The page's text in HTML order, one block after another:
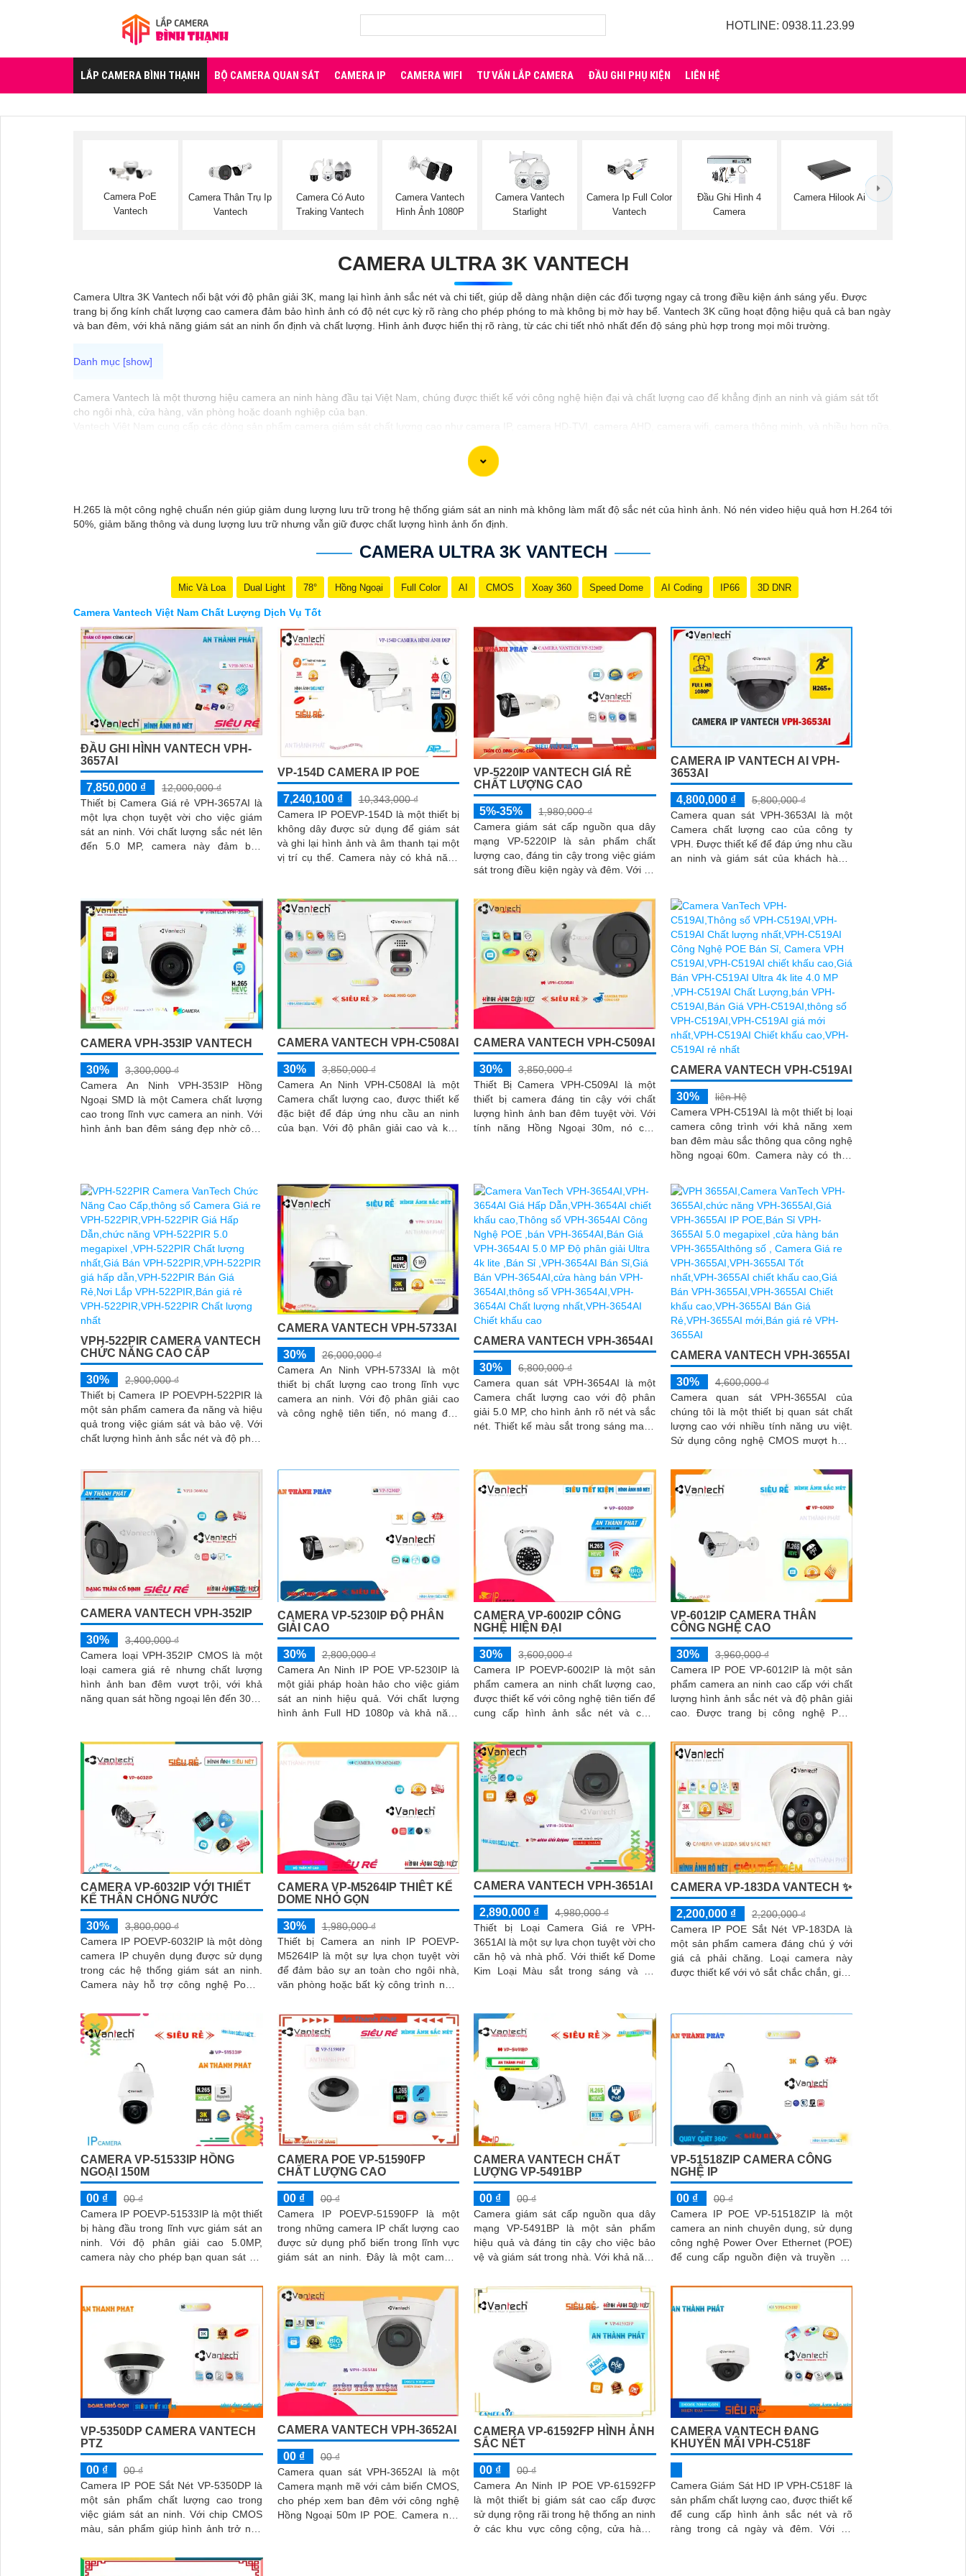
HOTLINE: 0938.11.23.99
LẮP CAMERA BÌNH THẠNH BỘ CAMERA QUAN SÁT CAMERA IP CAMERA WIFI TƯ VẤN LẮP CAMERA ĐẦU GHI PHỤ KIỆN LIÊN HỆ
Camera PoE
Vantech
Camera Thân Trụ Ip
Vantech
Camera Có Auto
Traking Vantech
Camera Vantech
Hình Ảnh 1080P
Camera Vantech
Starlight
Camera Ip Full Color
Vantech
Đầu Ghi Hình 4
Camera
Camera Hilook Ai
CAMERA ULTRA 3K VANTECH
Camera Ultra 3K Vantech nổi bật với độ phân giải 3K, mang lại hình ảnh sắc nét và chi tiết, giúp dễ dàng nhận diện các đối tượng ngay cả trong điều kiện ánh sáng yếu. Được
trang bị ống kính chất lượng cao camera đảm bảo hình ảnh có độ nét cực kỳ rõ ràng cho phép phóng to mà không bị mờ hay bể. Vantech 3K cũng hoạt động hiệu quả cả ban ngày
và ban đêm, với khả năng giám sát an ninh ổn định và chất lượng. Hình ảnh được hiển thị rõ ràng, từ các chi tiết nhỏ nhất đến độ sáng phù hợp trong mọi môi trường.
Camera Vantech là một thương hiệu camera an ninh hàng đầu tại Việt Nam, chúng được thiết kế với công nghệ hiện đại và chất lượng cao để khẳng định an ninh và giám sát tốt
cho ngôi nhà, cửa hàng, văn phòng hoặc doanh nghiệp của bạn.
Điểm mạnh của Camera Vantech là chất lượng dịch vụ tốt và hỗ trợ khách hàng chu đáo. Đội ngũ nhân viên kỹ thuật chuyên nghiệp của Vantech sẽ giúp bạn lựa chọn giải pháp
H.265 là một công nghệ chuẩn nén giúp giảm dung lượng lưu trữ trong hệ thống giám sát an ninh mà không làm mất độ sắc nét của hình ảnh. Nó nén video hiệu quả hơn H.264 tới
50%, giảm băng thông và dung lượng lưu trữ nhưng vẫn giữ được chất lượng hình ảnh ổn định.
CAMERA ULTRA 3K VANTECH
Mic Và Loa Dual Light 78° Hồng Ngoại Full Color AI CMOS Xoay 360 Speed Dome AI Coding IP66 3D DNR
Camera Vantech Việt Nam Chất Lượng Dịch Vụ Tốt
ĐẦU GHI HÌNH VANTECH VPH-
3657AI
7,850,000 ₫
12,000,000 ₫
Thiết bị Camera Giá rẻ VPH-3657AI là
một lựa chọn tuyệt vời cho việc giám
sát an ninh. Với chất lượng sắc nét lên
đến 5.0 MP, camera này đảm bảo
VP-154D CAMERA IP POE
7,240,100 ₫
10,343,000 ₫
Camera IP POEVP-154D là một thiết bị
không dây được sử dụng để giám sát
và ghi lại hình ảnh và âm thanh tại một
vị trí cụ thể. Camera này có khả năng
VP-5220IP VANTECH GIÁ RẺ
CHẤT LƯỢNG CAO
5%-35%
1,980,000 ₫
Camera giám sát cấp nguồn qua dây
mạng VP-5220IP là sản phẩm chất
lượng cao, đáng tin cậy trong việc giám
sát trong điều kiện ngày và đêm. Với độ
CAMERA IP VANTECH AI VPH-
3653AI
4,800,000 ₫
5,800,000 ₫
Camera quan sát VPH-3653AI là một
Camera chất lượng cao của công ty
VPH. Được thiết kế để đáp ứng nhu cầu
an ninh và giám sát của khách hàng.
CAMERA VPH-353IP VANTECH
30%
3,300,000 ₫
Camera An Ninh VPH-353IP Hồng
Ngoại SMD là một Camera chất lượng
cao trong lĩnh vực camera an ninh. Với
hình ảnh ban đêm sáng đẹp nhờ công
CAMERA VANTECH VPH-C508AI
30%
3,850,000 ₫
Camera An Ninh VPH-C508AI là một
Camera chất lượng cao, được thiết kế
đặc biệt để đáp ứng nhu cầu an ninh
của bạn. Với độ phân giải cao và khả
CAMERA VANTECH VPH-C509AI
30%
3,850,000 ₫
Thiết Bị Camera VPH-C509AI là một
thiết bị camera đáng tin cậy với chất
lượng hình ảnh ban đêm tuyệt vời. Với
tính năng Hồng Ngoại 30m, nó cho
CAMERA VANTECH VPH-C519AI
30%
liên Hệ
Camera VPH-C519AI là một thiết bị loại
camera công trình với khả năng xem
ban đêm màu sắc thông qua công nghệ
hồng ngoại 60m. Camera này có thiết
VPH-522PIR CAMERA VANTECH
CHỨC NĂNG CAO CẤP
30%
2,900,000 ₫
Thiết bị Camera IP POEVPH-522PIR là
một sản phẩm camera đa năng và hiệu
quả trong việc giám sát và bảo vệ. Với
chất lượng hình ảnh sắc nét và độ phân
rõ nét ngay cả trong điều kiện ánh sáng
CAMERA VANTECH VPH-5733AI
30%
26,000,000 ₫
Camera An Ninh VPH-5733AI là một
thiết bị chất lượng cao trong lĩnh vực
camera an ninh. Với độ phân giải cao
và công nghệ tiên tiến, nó mang đến
CAMERA VANTECH VPH-3654AI
30%
6,800,000 ₫
Camera quan sát VPH-3654AI là một
Camera chất lượng cao với độ phân
giải 5.0 MP, cho hình ảnh rõ nét và sắc
nét. Thiết kế màu sắt trong sáng mang
CAMERA VANTECH VPH-3655AI
30%
4,600,000 ₫
Camera quan sát VPH-3655AI của
chúng tôi là một thiết bị quan sát chất
lượng cao với nhiều tính năng ưu việt.
Sử dụng công nghệ CMOS mượt hơn,
chụp và truyền tải một cách mượt mà
và rõ ràng
CAMERA VANTECH VPH-352IP
30%
3,400,000 ₫
Camera loại VPH-352IP CMOS là một
loại camera giá rẻ nhưng chất lượng
hình ảnh ban đêm vượt trội, với khả
năng quan sát hồng ngoại lên đến 30m.
CAMERA VP-5230IP ĐỘ PHÂN
GIẢI CAO
30%
2,800,000 ₫
Camera An Ninh IP POE VP-5230IP là
một giải pháp hoàn hảo cho việc giám
sát an ninh hiệu quả. Với chất lượng
hình ảnh Full HD 1080p và khả năng
CAMERA VP-6002IP CÔNG
NGHỆ HIỆN ĐẠI
30%
3,600,000 ₫
Camera IP POEVP-6002IP là một sản
phẩm camera an ninh chất lượng cao,
được thiết kế với công nghệ tiên tiến để
cung cấp hình ảnh sắc nét và chất
VP-6012IP CAMERA THÂN
CÔNG NGHỆ CAO
30%
3,960,000 ₫
Camera IP POE VP-6012IP là một sản
phẩm camera an ninh cao cấp với chất
lượng hình ảnh sắc nét và độ phân giải
cao. Được trang bị công nghệ POE
thời gian và công sức trong việc cấu
hình và cài đặt
CAMERA VP-6032IP VỚI THIẾT
KẾ THÂN CHỐNG NƯỚC
30%
3,800,000 ₫
Camera IP POEVP-6032IP là một dòng
camera IP chuyên dụng được sử dụng
trong các hệ thống giám sát an ninh.
Camera này hỗ trợ công nghệ Power
CAMERA VP-M5264IP THIÊT KẾ
DOME NHỎ GỌN
30%
1,980,000 ₫
Thiết bị Camera an ninh IP POEVP-
M5264IP là một sự lựa chọn tuyệt vời
để đảm bảo sự an toàn cho ngôi nhà,
văn phòng hoặc bất kỳ công trình nào.
CAMERA VANTECH VPH-3651AI
2,890,000 ₫
4,980,000 ₫
Thiết bị Loại Camera Giá re VPH-
3651AI là một sự lựa chọn tuyệt vời cho
căn hộ và nhà phố. Với thiết kế Dome
Kim Loại Màu sắt trong sáng và độ
CAMERA VP-183DA VANTECH ✨
2,200,000 ₫
2,200,000 ₫
Camera IP POE Sắt Nét VP-183DA là
một sản phẩm camera đáng chú ý với
giá cả phải chăng. Loại camera này
được thiết kế với vỏ sắt chắc chắn, giúp
CAMERA VP-51533IP HỒNG
NGOẠI 150M
00 ₫
00 ₫
Camera IP POEVP-51533IP là một thiết
bị hàng đầu trong lĩnh vực giám sát an
ninh. Với độ phân giải cao 5.0MP,
camera này cho phép bạn quan sát chi
CAMERA POE VP-51590FP
CHẤT LƯỢNG CAO
00 ₫
00 ₫
Camera IP POEVP-51590FP là một
trong những camera IP chất lượng cao
được sử dụng phổ biến trong lĩnh vực
giám sát an ninh. Đây là một camera
CAMERA VANTECH CHẤT
LƯỢNG VP-5491BP
00 ₫
00 ₫
Camera giám sát cấp nguồn qua dây
mạng VP-5491BP là một sản phẩm
hiệu quả và đáng tin cậy cho việc bảo
vệ và giám sát trong nhà. Với khả năng
camera...
VP-51518ZIP CAMERA CÔNG
NGHỆ IP
00 ₫
00 ₫
Camera IP POE VP-51518ZIP là một
camera an ninh chuyên dụng, sử dụng
công nghệ Power Over Ethernet (POE)
để cung cấp nguồn điện và truyền dữ
VP-5350DP CAMERA VANTECH
PTZ
00 ₫
00 ₫
Camera IP POE Sắt Nét VP-5350DP là
một sản phẩm chất lượng cao trong
việc giám sát an ninh. Với chip CMOS
màu, sản phẩm giúp hình ảnh trở nên
CAMERA VANTECH VPH-3652AI
00 ₫
00 ₫
Camera quan sát VPH-3652AI là một
Camera mạnh mẽ với cảm biến CMOS,
cho phép xem ban đêm với công nghệ
Hồng Ngoại 50m IP POE. Camera này
CAMERA VP-61592FP HÌNH ẢNH
SẮC NÉT
00 ₫
00 ₫
Camera An Ninh IP POE VP-61592FP
là một thiết bị giám sát cao cấp được
sử dụng rộng rãi trong hệ thống an ninh
ở các khu vực công cộng, cửa hàng,
CAMERA VANTECH ĐANG
KHUYẾN MÃI VPH-C518F
Camera Giám Sát HD IP VPH-C518F là
sản phẩm chất lượng cao, được thiết kế
để cung cấp hình ảnh sắc nét và rõ
ràng trong cả ngày và đêm. Với độ